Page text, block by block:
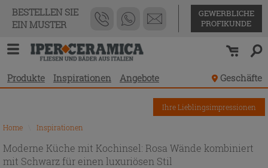
BESTELLEN SIE
EIN MUSTER
GEWERBLICHE
PROFIKUNDE
Produkte Inspirationen Angebote Geschäfte
Home Inspirationen
Ihre Lieblingsimpressionen
Moderne Küche mit Kochinsel: Rosa Wände kombiniert
mit Schwarz für einen luxuriösen Stil